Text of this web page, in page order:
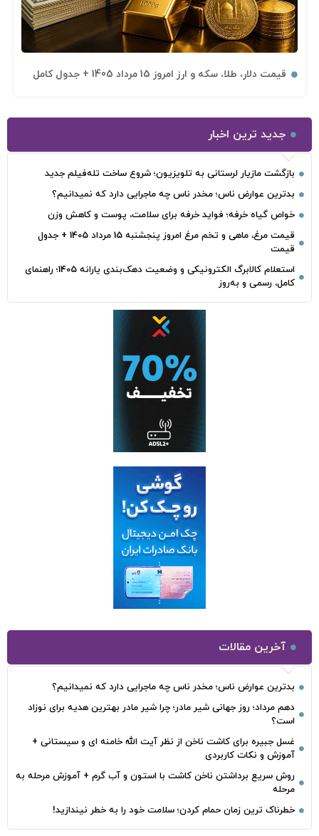
قیمت دلار، طلا، سکه و ارز امروز 15 مرداد 1405 + جدول کامل
جدید ترین اخبار
بازگشت مازیار لرستانی به تلویزیون؛ شروع ساخت تله‌فیلم جدید
بدترین عوارض ناس؛ مخدر ناس چه ماجرایی دارد که نمیدانیم؟
خواص گیاه خرفه؛ فواید خرفه برای سلامت، پوست و کاهش وزن
قیمت مرغ، ماهی و تخم مرغ امروز پنجشنبه 15 مرداد 1405 + جدول
قیمت
استعلام کالابرگ الکترونیکی و وضعیت دهک‌بندی یارانه 1405؛ راهنمای
کامل، رسمی و به‌روز
آخرین مقالات
بدترین عوارض ناس؛ مخدر ناس چه ماجرایی دارد که نمیدانیم؟
دهم مرداد؛ روز جهانی شیر مادر؛ چرا شیر مادر بهترین هدیه برای نوزاد
است؟
غسل جبیره برای کاشت ناخن از نظر آیت الله خامنه ای و سیستانی +
آموزش و نکات کاربردی
روش سریع برداشتن ناخن کاشت با استون و آب گرم + آموزش مرحله به
مرحله
خطرناک‌ ترین زمان‌ حمام کردن؛ سلامت خود را به خطر نیندازید!